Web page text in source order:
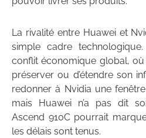
La rivalité entre Huawei et
simple cadre
conflit économique global,
préserver ou d’étendre son
redonner à Nvidia une
mais Huawei n’a pas dit
Ascend 910C pourrait
les délais sont tenus.